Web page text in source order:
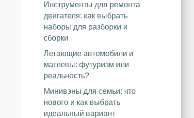
Инструменты для ремонта
двигателя: как выбрать
наборы для разборки и
сборки
Летающие автомобили и
маглевы: футуризм или
реальность?
Минивэны для семьи: что
нового и как выбрать
идеальный вариант